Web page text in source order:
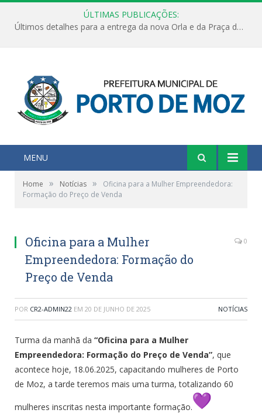
ÚLTIMAS PUBLICAÇÕES:
Últimos detalhes para a entrega da nova Orla e da Praça do Praião
MENU
Home » Notícias »
Oficina para a Mulher Empreendedora:
Formação do Preço de Venda
Oficina para a Mulher
Empreendedora: Formação do
Preço de Venda
0
POR CR2-ADMIN22 EM 20 DE JUNHO DE 2025 NOTÍCIAS
Turma da manhã da “Oficina para a Mulher
Empreendedora: Formação do Preço de Venda”, que
acontece hoje, 18.06.2025, capacitando mulheres de Porto
de Moz, a tarde teremos mais uma turma, totalizando 60
mulheres inscritas nesta importante formação.